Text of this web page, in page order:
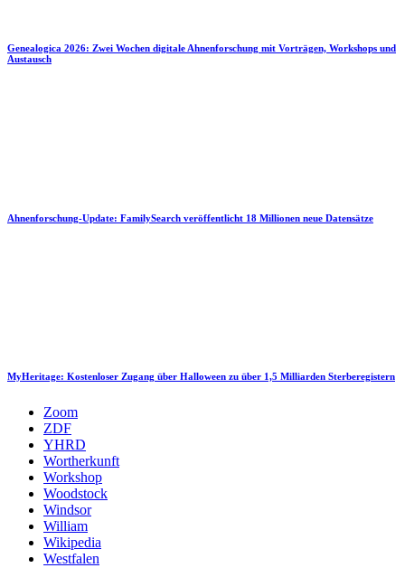
Genealogica 2026: Zwei Wochen digitale Ahnenforschung mit Vorträgen, Workshops und
Austausch
Ahnenforschung-Update: FamilySearch veröffentlicht 18 Millionen neue Datensätze
MyHeritage: Kostenloser Zugang über Halloween zu über 1,5 Milliarden Sterberegistern
Zoom
ZDF
YHRD
Wortherkunft
Workshop
Woodstock
Windsor
William
Wikipedia
Westfalen